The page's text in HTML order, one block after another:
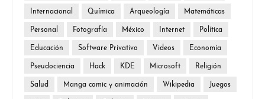
Internacional Química Arqueología Matemáticas
Personal Fotografía México Internet Política
Educación Software Privativo Videos Economía
Pseudociencia Hack KDE Microsoft Religión
Salud Manga comic y animación Wikipedia Juegos